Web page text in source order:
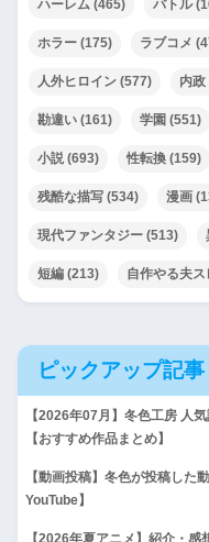
ハーレム (465) バトル
ホラー (175) ラブコメ
人外ヒロイン (577) 内政
勘違い (161) 学園 (551)
小説 (693) 性転換 (159)
残酷な描写 (534) 漫画
現代ファンタジー (513)
短編 (213) 自作やる夫ス
ピックアップ記事
【2026年07月】冬色工房 人
【おすすめ作品まとめ】
【動画投稿】冬色が投稿した
YouTube】
【2026年夏アニメ】紹介・感